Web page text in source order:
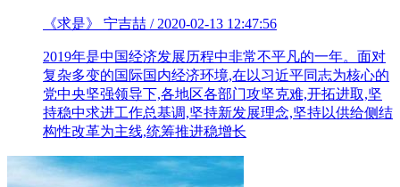
《求是》 宁吉喆 / 2020-02-13 12:47:56
2019年是中国经济发展历程中非常不平凡的一年。面对
复杂多变的国际国内经济环境,在以习近平同志为核心的
党中央坚强领导下,各地区各部门攻坚克难,开拓进取,坚
持稳中求进工作总基调,坚持新发展理念,坚持以供给侧结
构性改革为主线,统筹推进稳增长